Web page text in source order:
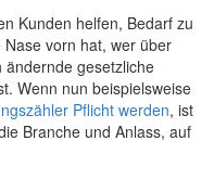
Kunden helfen, Bedarf zu
vorn hat, wer über
ändernde gesetzliche
Wenn nun beispielsweise
Pflicht werden, ist
Branche und Anlass, auf